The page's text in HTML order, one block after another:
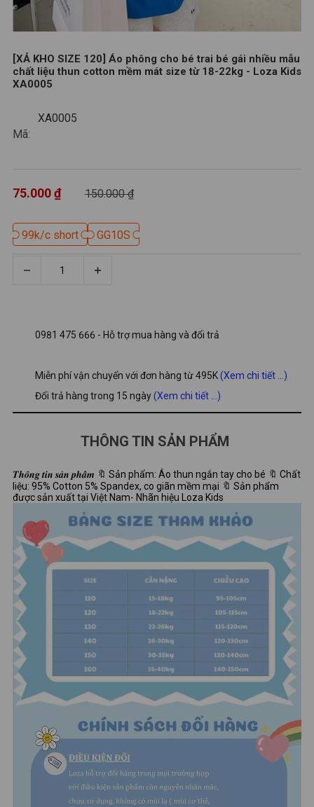
[XẢ KHO SIZE 120] Áo phông cho bé trai bé gái nhiều mẫu
chất liệu thun cotton mềm mát size từ 18-22kg - Loza Kids
XA0005
Mã:
150.000 ₫
75.000 ₫
0981 475 666 - Hỗ trợ mua hàng và đổi trả
Miễn phí vận chuyển với đơn hàng từ 495K(Xem chi tiết ...)
Đổi trả hàng trong 15 ngày(Xem chi tiết ...)
XA0005
99k/c short
99k/c short GG10S
GG10S
THÔNG TIN SẢN PHẨM
𝑻𝒉𝒐̂𝒏𝒈 𝒕𝒊𝒏 𝒔𝒂̉𝒏 𝒑𝒉𝒂̂̉𝒎 🔖 Sản phẩm: Áo thun ngắn tay cho bé 🔖 Chất
liệu: 95% Cotton 5% Spandex, co giãn mềm mại 🔖 Sản phẩm
được sản xuất tại Việt Nam- Nhãn hiệu Loza Kids